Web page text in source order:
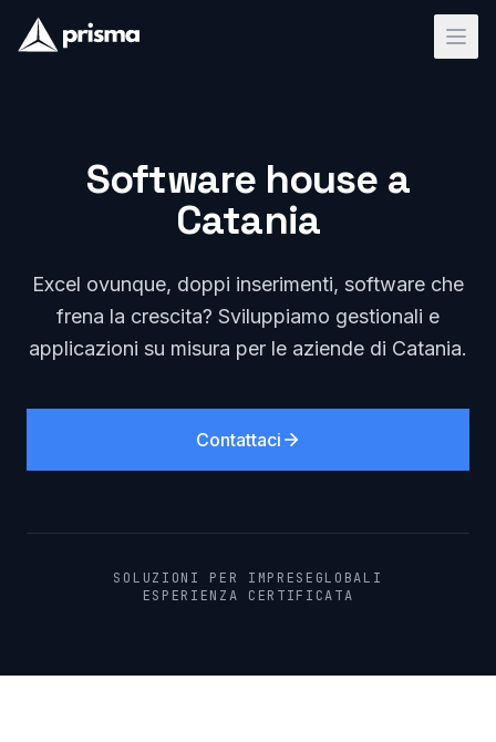
Software house a
Catania
Excel ovunque, doppi inserimenti, software che
frena la crescita? Sviluppiamo gestionali e
applicazioni su misura per le aziende di Catania.
Contattaci
SOLUZIONI PER IMPRESE GLOBALI
ESPERIENZA CERTIFICATA